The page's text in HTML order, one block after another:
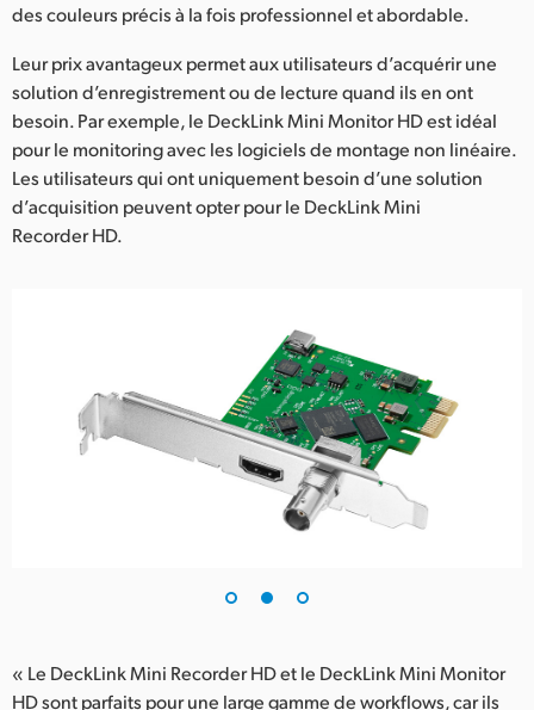
des couleurs précis à la fois professionnel et abordable.
Leur prix avantageux permet aux utilisateurs d’acquérir une
solution d’enregistrement ou de lecture quand ils en ont
besoin. Par exemple, le DeckLink Mini Monitor HD est idéal
pour le monitoring avec les logiciels de montage non linéaire.
Les utilisateurs qui ont uniquement besoin d’une solution
d’acquisition peuvent opter pour le DeckLink Mini
Recorder HD.
« Le DeckLink Mini Recorder HD et le DeckLink Mini Monitor
HD sont parfaits pour une large gamme de workflows, car ils